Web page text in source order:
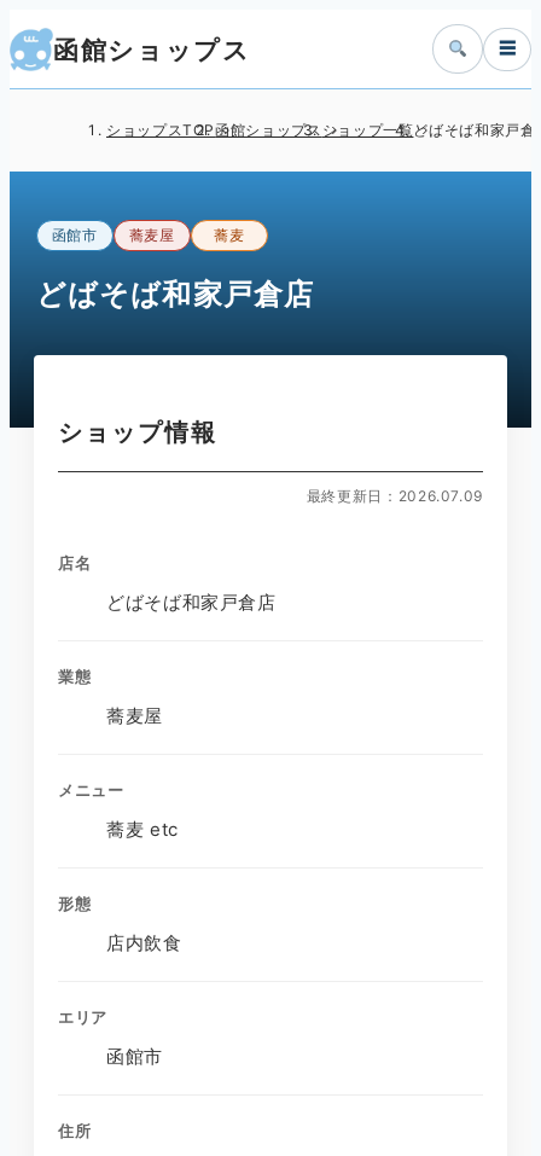
函館ショップス ☰
ショップスTOP函館ショップス ショップ一覧どばそば和家戸倉
函館市 蕎麦屋 蕎麦
どばそば和家戸倉店
ショップ情報
最終更新日：2026.07.09
店名
どばそば和家戸倉店
業態
蕎麦屋
メニュー
蕎麦 etc
形態
店内飲食
エリア
函館市
住所